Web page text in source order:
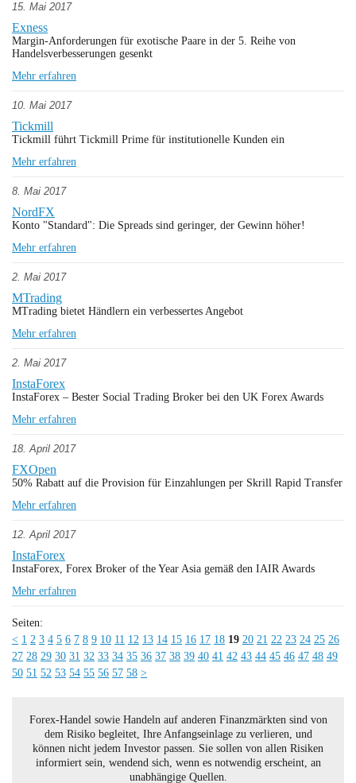
15. Mai 2017
Exness
Margin-Anforderungen für exotische Paare in der 5. Reihe von
Handelsverbesserungen gesenkt
Mehr erfahren
10. Mai 2017
Tickmill
Tickmill führt Tickmill Prime für institutionelle Kunden ein
Mehr erfahren
8. Mai 2017
NordFX
Konto "Standard": Die Spreads sind geringer, der Gewinn höher!
Mehr erfahren
2. Mai 2017
MTrading
MTrading bietet Händlern ein verbessertes Angebot
Mehr erfahren
2. Mai 2017
InstaForex
InstaForex – Bester Social Trading Broker bei den UK Forex Awards
Mehr erfahren
18. April 2017
FXOpen
50% Rabatt auf die Provision für Einzahlungen per Skrill Rapid Transfer
Mehr erfahren
12. April 2017
InstaForex
InstaForex, Forex Broker of the Year Asia gemäß den IAIR Awards
Mehr erfahren
Seiten:
< 1 2 3 4 5 6 7 8 9 10 11 12 13 14 15 16 17 18 19 20 21 22 23 24 25 26
27 28 29 30 31 32 33 34 35 36 37 38 39 40 41 42 43 44 45 46 47 48 49
50 51 52 53 54 55 56 57 58 >
Forex-Handel sowie Handeln auf anderen Finanzmärkten sind von
dem Risiko begleitet, Ihre Anfangseinlage zu verlieren, und
können nicht jedem Investor passen. Sie sollen von allen Risiken
informiert sein, wendend sich, wenn es notwendig erscheint, an
unabhängige Quellen.